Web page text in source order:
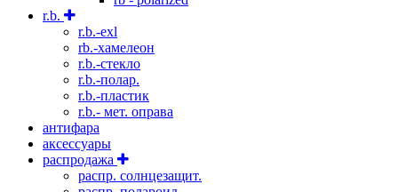
r.b.
r.b.-exl
rb.-хамелеон
r.b.-стекло
r.b.-полар.
r.b.-пластик
r.b.- мет. оправа
антифара
аксессуары
распродажа
распр. солнцезащит.